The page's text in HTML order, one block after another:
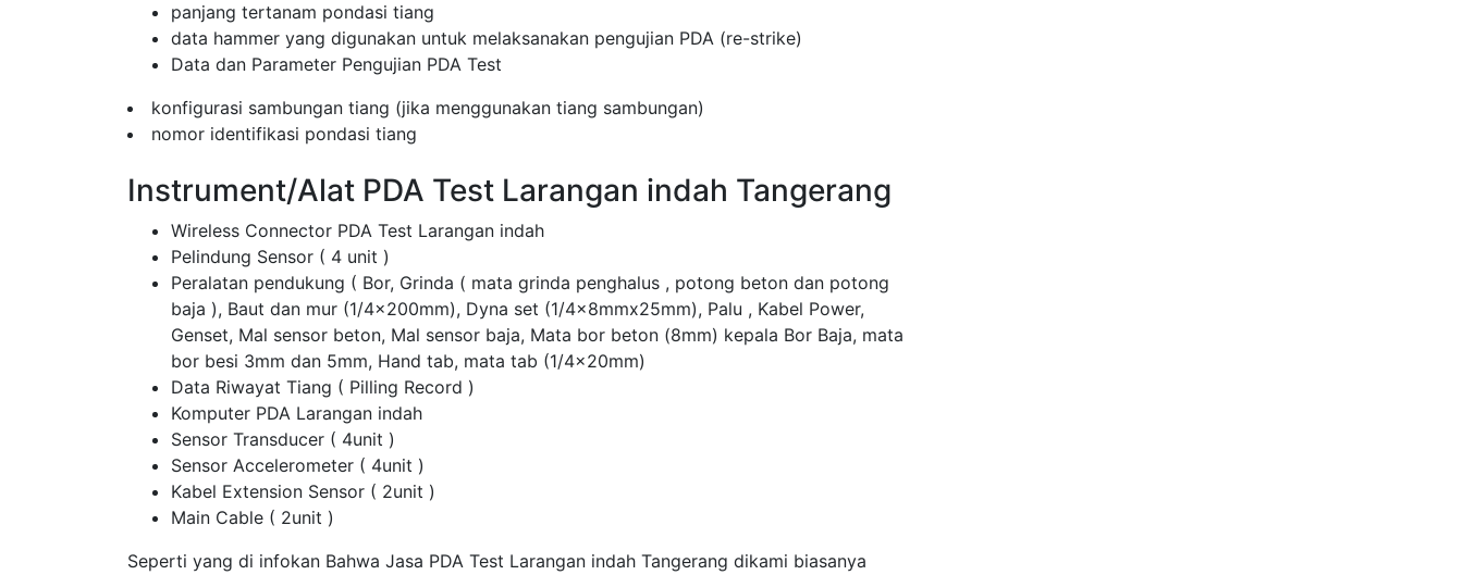
panjang tertanam pondasi tiang
data hammer yang digunakan untuk melaksanakan pengujian PDA (re-strike)
Data dan Parameter Pengujian PDA Test
konfigurasi sambungan tiang (jika menggunakan tiang sambungan)
nomor identifikasi pondasi tiang
Instrument/Alat PDA Test Larangan indah Tangerang
Wireless Connector PDA Test Larangan indah
Pelindung Sensor ( 4 unit )
Peralatan pendukung ( Bor, Grinda ( mata grinda penghalus , potong beton dan potong
baja ), Baut dan mur (1/4x200mm), Dyna set (1/4x8mmx25mm), Palu , Kabel Power,
Genset, Mal sensor beton, Mal sensor baja, Mata bor beton (8mm) kepala Bor Baja, mata
bor besi 3mm dan 5mm, Hand tab, mata tab (1/4x20mm)
Data Riwayat Tiang ( Pilling Record )
Komputer PDA Larangan indah
Sensor Transducer ( 4unit )
Sensor Accelerometer ( 4unit )
Kabel Extension Sensor ( 2unit )
Main Cable ( 2unit )
Seperti yang di infokan Bahwa Jasa PDA Test Larangan indah Tangerang dikami biasanya